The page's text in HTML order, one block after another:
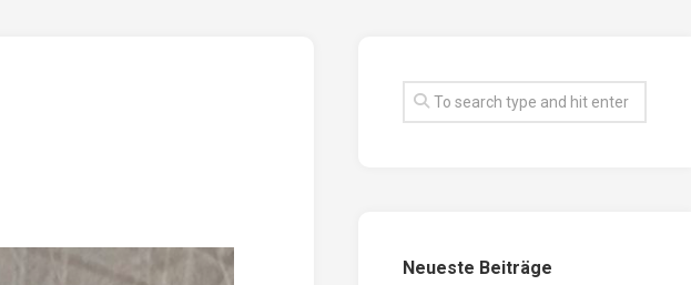
18AH
Knospen
Faserwerkstoffe
Neueste Beiträge